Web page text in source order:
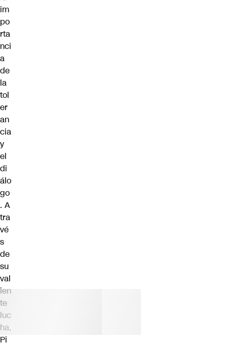
im
po
rta
nci
a
de
la
tol
er
an
cia
y
el
di
álo
go
. A
tra
vé
s
de
su
val
ien
te
luc
ha,
Pi